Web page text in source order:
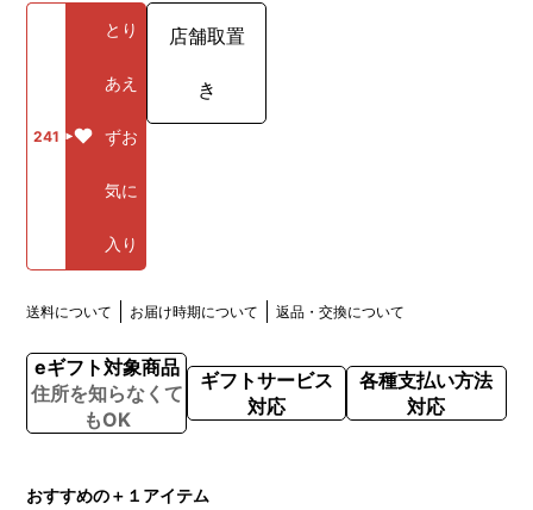
241
とり
あえ
ずお
気に
入り
店舗取置
き
送料について お届け時期について 返品・交換について
eギフト対象商品
住所を知らなくて
もOK
ギフトサービス
対応
各種支払い方法
対応
おすすめの＋１アイテム